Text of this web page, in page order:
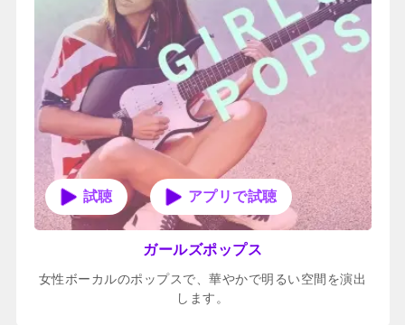
アプリで試聴
ガールズポップス
女性ボーカルのポップスで、華やかで明るい空間を演出
します。